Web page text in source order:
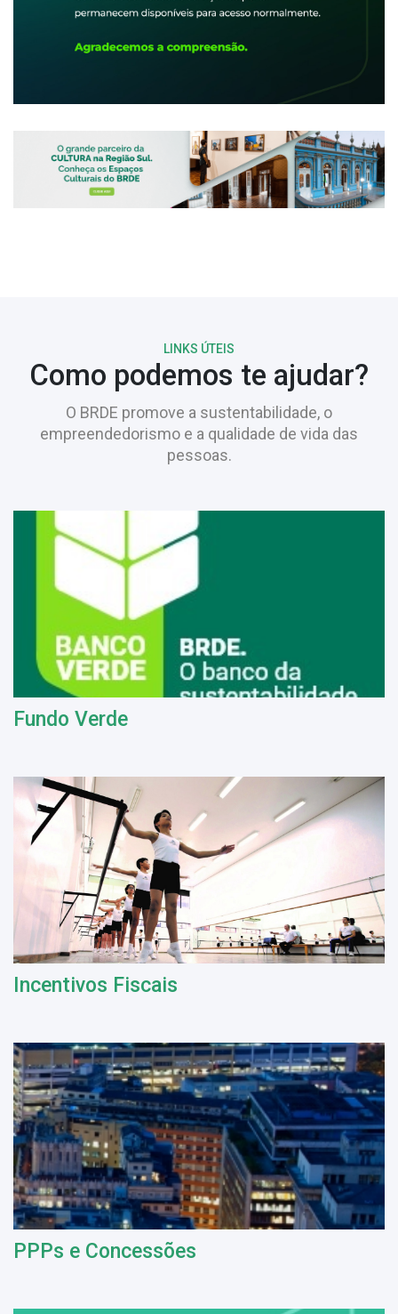
LINKS ÚTEIS
Como podemos te ajudar?
O BRDE promove a sustentabilidade, o
empreendedorismo e a qualidade de vida das
pessoas.
Fundo Verde
Incentivos Fiscais
PPPs e Concessões